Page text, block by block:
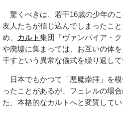
驚くべきは、若干16歳の少年の
友人たちが信じ込んでしまったこ
め、
カルト集団「ヴァンパイア・
や廃墟に集まっては、お互いの体
干すという異常な儀式を繰り返して
日本でもかつて「悪魔崇拝」を
ったことがあるが、フェレルの場
た、本格的なカルトへと変質してい